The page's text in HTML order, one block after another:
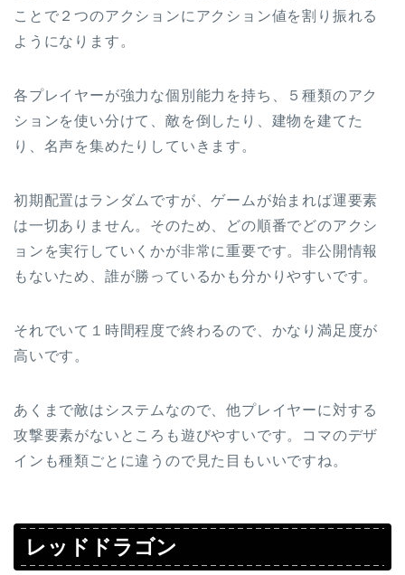
ことで２つのアクションにアクション値を割り振れる
ようになります。
各プレイヤーが強力な個別能力を持ち、５種類のアク
ションを使い分けて、敵を倒したり、建物を建てた
り、名声を集めたりしていきます。
初期配置はランダムですが、ゲームが始まれば運要素
は一切ありません。そのため、どの順番でどのアクシ
ョンを実行していくかが非常に重要です。非公開情報
もないため、誰が勝っているかも分かりやすいです。
それでいて１時間程度で終わるので、かなり満足度が
高いです。
あくまで敵はシステムなので、他プレイヤーに対する
攻撃要素がないところも遊びやすいです。コマのデザ
インも種類ごとに違うので見た目もいいですね。
レッドドラゴン